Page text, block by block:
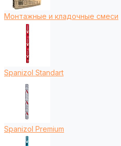
Монтажные и кладочные смеси
Spanizol Standart
Spanizol Premium